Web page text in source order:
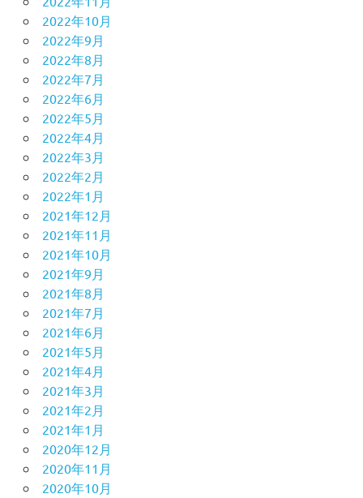
2022年10月
2022年9月
2022年8月
2022年7月
2022年6月
2022年5月
2022年4月
2022年3月
2022年2月
2022年1月
2021年12月
2021年11月
2021年10月
2021年9月
2021年8月
2021年7月
2021年6月
2021年5月
2021年4月
2021年3月
2021年2月
2021年1月
2020年12月
2020年11月
2020年10月